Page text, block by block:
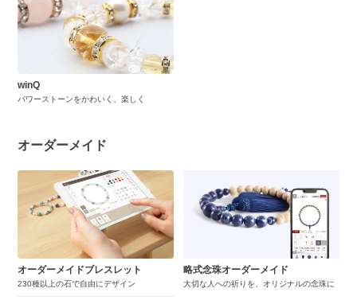
winQ
パワーストーンをかわいく、楽しく
オーダーメイド
オーダーメイドブレスレット
230種以上の石で自由にデザイン
略式念珠オーダーメイド
大切な人への祈りを、オリジナルの念珠に